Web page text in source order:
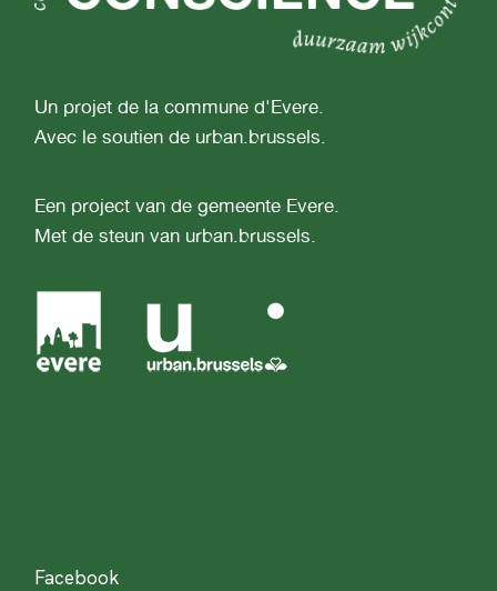
Un projet de la commune d'Evere.
Avec le soutien de urban.brussels.
Een project van de gemeente Evere.
Met de steun van urban.brussels.
Facebook